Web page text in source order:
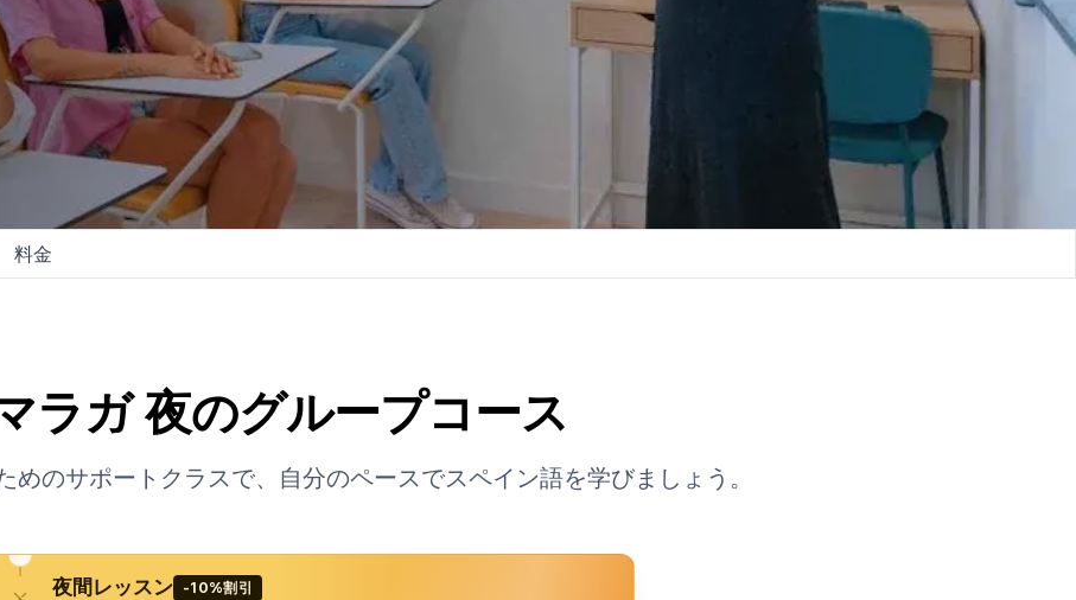
ス
ス
料金
ラガ 夜のグループコース
めのサポートクラスで、自分のペースでスペイン語を学びましょう。
夜間レッスン -10%割引